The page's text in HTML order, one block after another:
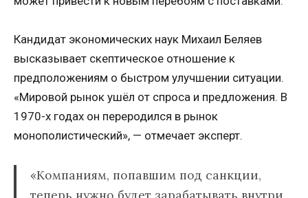
Кандидат экономических наук Михаил Беляев
высказывает скептическое отношение к
предположениям о быстром улучшении ситуации.
«Мировой рынок ушёл от спроса и предложения. В
1970-х годах он переродился в рынок
монополистический», — отмечает эксперт.
«Компаниям, попавшим под санкции,
теперь нужно будет зарабатывать внутри